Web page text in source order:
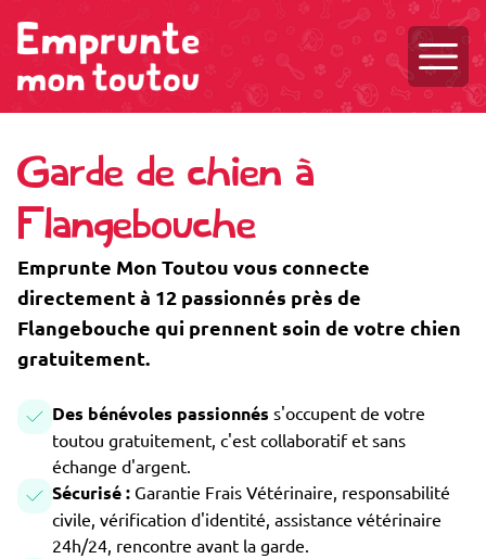
Garde de chien à
Flangebouche
Emprunte Mon Toutou vous connecte
directement à 12 passionnés près de
Flangebouche qui prennent soin de votre chien
gratuitement.
Des bénévoles passionnés s'occupent de votre
toutou gratuitement, c'est collaboratif et sans
échange d'argent.
Sécurisé : Garantie Frais Vétérinaire, responsabilité
civile, vérification d'identité, assistance vétérinaire
24h/24, rencontre avant la garde.